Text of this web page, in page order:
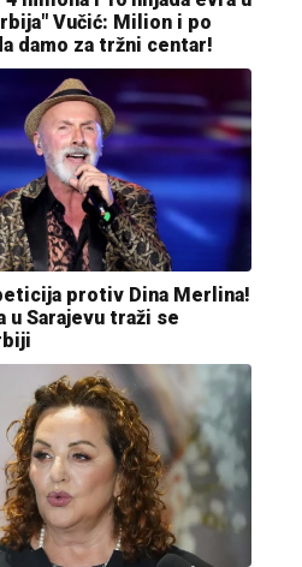
Vučić: Milion i po
damo za tržni centar!
protiv Dina Merlina!
u Sarajevu traži se